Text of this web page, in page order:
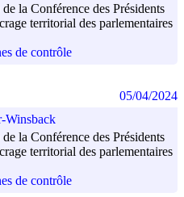
la Conférence des Présidents
territorial des parlementaires
de contrôle
Winsback
la Conférence des Présidents
territorial des parlementaires
de contrôle
05/04/2024